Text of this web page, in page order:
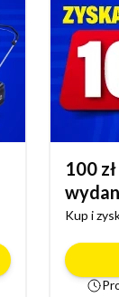
100
Kup i